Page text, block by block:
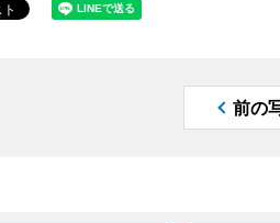
前の